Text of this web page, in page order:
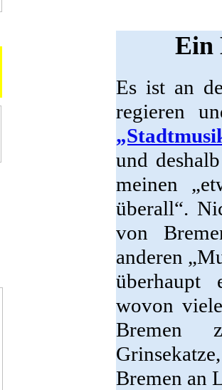
Ein
Es ist an
regieren
und
meinen
überall“.
von
anderen
überhaupt
wovon
Bremen
Bremen an